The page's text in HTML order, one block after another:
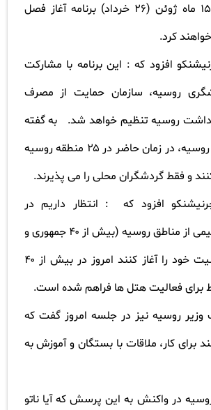
۱۵ ماه ژوئن (۲۶ خرداد) برنامه آغاز فصل
کرد.
افزود که : این برنامه با مشارکت
روسیه، سازمان حمایت از مصرف
روسیه تنظیم خواهد شد.
به گفته
در زمان حاضر در ۲۵ منطقه روسیه
و فقط گردشگران محلی را می پذیرند.
افزود که
: انتظار داریم در
از مناطق روسیه (بیش از ۴۰ جمهوری و
خود را آغاز کنند امروز در بیش از ۴۰
برای فعالیت هتل ها فراهم شده است.
روسیه نیز در جلسه امروز گفت که
برای کار، ملاقات با بستگان و آموزش به
در واکنش به این پرسش که آیا ناتو